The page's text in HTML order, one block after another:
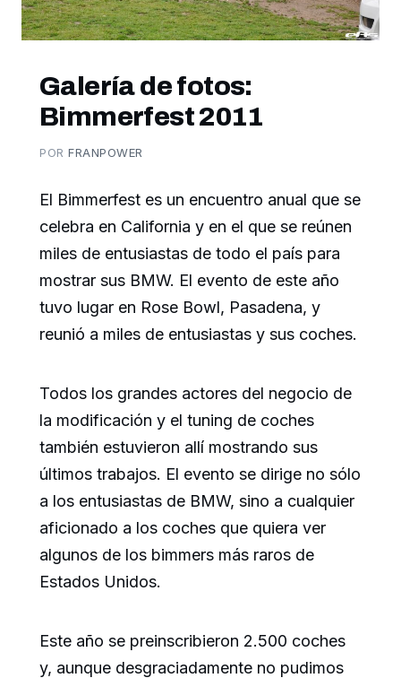
Galería de fotos:
Bimmerfest 2011
PORFRANPOWER
El Bimmerfest es un encuentro anual que se
celebra en California y en el que se reúnen
miles de entusiastas de todo el país para
mostrar sus BMW. El evento de este año
tuvo lugar en Rose Bowl, Pasadena, y
reunió a miles de entusiastas y sus coches.
Todos los grandes actores del negocio de
la modificación y el tuning de coches
también estuvieron allí mostrando sus
últimos trabajos. El evento se dirige no sólo
a los entusiastas de BMW, sino a cualquier
aficionado a los coches que quiera ver
algunos de los bimmers más raros de
Estados Unidos.
Este año se preinscribieron 2.500 coches
y, aunque desgraciadamente no pudimos